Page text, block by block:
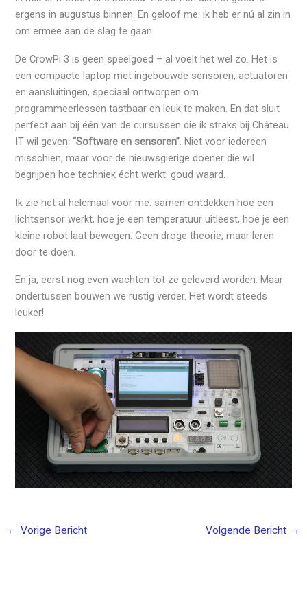
ergens in augustus binnen. En geloof me: ik heb er nú al zin in
om ermee aan de slag te gaan.
De CrowPi 3 is geen speelgoed – al voelt het wel zo. Het is
een compacte laptop met ingebouwde sensoren, actuatoren
en aansluitingen, speciaal ontworpen om
programmeerlessen tastbaar en leuk te maken. En dat sluit
perfect aan bij één van de cursussen die ik straks bij Château
IT wil geven:“Software en sensoren”. Niet voor iedereen
misschien, maar voor de nieuwsgierige doener die wil
begrijpen hoe techniek écht werkt: goud waard.
Ik zie het al helemaal voor me: samen ontdekken hoe een
lichtsensor werkt, hoe je een temperatuur uitleest, hoe je een
kleine robot laat bewegen. Geen droge theorie, maar leren
door te doen.
En ja, eerst nog even wachten tot ze geleverd worden. Maar
ondertussen bouwen we rustig verder. Het wordt steeds
leuker!
← Vorige Bericht Volgende Bericht →